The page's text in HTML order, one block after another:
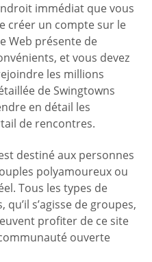
immédiat que vous
créer un compte sur le
Web présente de
et vous devez
les millions
de Swingtowns
en détail les
de rencontres.
destiné aux personnes
polyamoureux ou
Tous les types de
s’agisse de groupes,
profiter de ce site
ouverte